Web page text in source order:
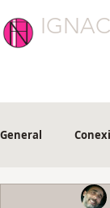
General